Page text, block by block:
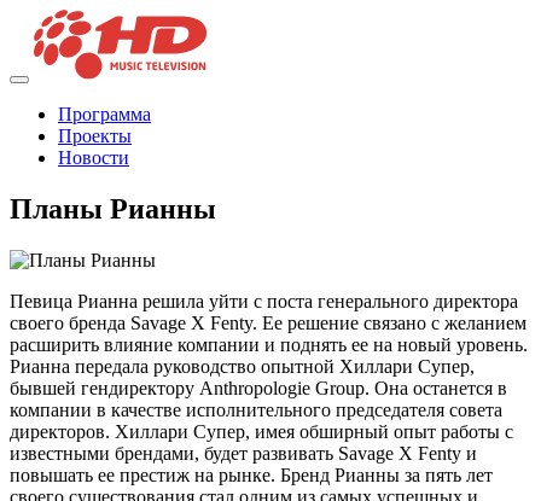
Программа
Проекты
Новости
Планы Рианны
Певица Рианна решила уйти с поста генерального директора
своего бренда Savage X Fenty. Ее решение связано с желанием
расширить влияние компании и поднять ее на новый уровень.
Рианна передала руководство опытной Хиллари Супер,
бывшей гендиректору Anthropologie Group. Она останется в
компании в качестве исполнительного председателя совета
директоров. Хиллари Супер, имея обширный опыт работы с
известными брендами, будет развивать Savage X Fenty и
повышать ее престиж на рынке. Бренд Рианны за пять лет